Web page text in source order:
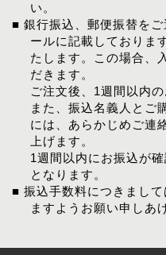
い。
■ 銀行振込、郵便振替を
ールに記載しておりま
たします。この場合、
だきます。
ご注文後、1週間以内
また、振込名義人とご
には、あらかじめご連
上げます。
1週間以内にお振込が
となります。
■ 振込手数料につきまし
ますようお願い申しあ